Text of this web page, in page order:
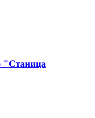
"Станица